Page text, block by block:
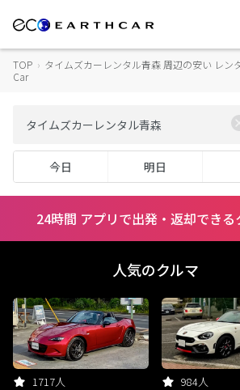
TOP › タイムズカーレンタル青森 周辺の安い レン
Car
今日 明日
24時間 アプリで出発・返却できる
人気のクルマ
1717人 984人